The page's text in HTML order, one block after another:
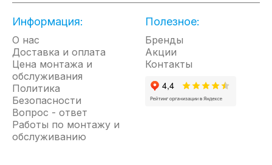
он может работать как полноценный осушитель –
вы можете задать нужный уровень влажности и с
помощью дренажного шланга, который идет в
комплекте организовать процесс осушения в
помещении с повышенным уровнем влажности.
Эргономика прибора максимально продумана –
шасси, утапливаемые ручки, цветная сенсорная
панель управления и кронштейн для кабеля
делают пользование прибором максимально
приятным.
Информация:
О нас
Доставка и оплата
Цена монтажа и
обслуживания
Политика
Безопасности
Вопрос - ответ
Работы по монтажу и
обслуживанию
Полезное:
Бренды
Акции
Контакты